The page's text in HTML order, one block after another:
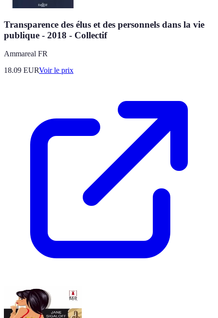
Transparence des élus et des personnels dans la vie
publique - 2018 - Collectif
Ammareal FR
18.09 EURVoir le prix